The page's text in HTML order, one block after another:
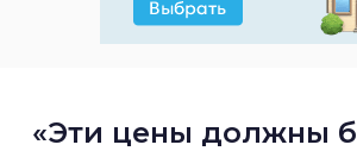
«Эти цены должны